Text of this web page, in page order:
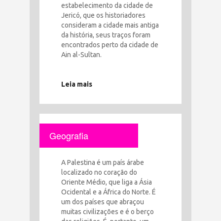
estabelecimento da cidade de
Jericó, que os historiadores
consideram a cidade mais antiga
da história, seus traços foram
encontrados perto da cidade de
Ain al-Sultan.
Leia mais
Geografia
A Palestina é um país árabe
localizado no coração do
Oriente Médio, que liga a Ásia
Ocidental e a África do Norte. É
um dos países que abraçou
muitas civilizações e é o berço